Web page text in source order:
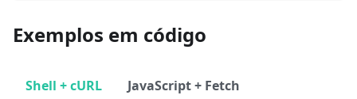
Exemplos em código
Shell + cURL JavaScript + Fetch